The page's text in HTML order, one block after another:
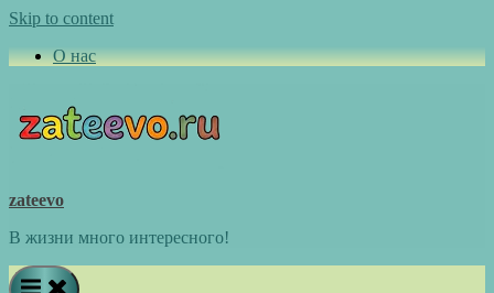
Skip to content
О нас
zateevo
В жизни много интересного!